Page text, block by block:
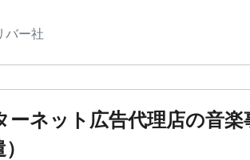
バー社
ーネット広告代理店の音楽